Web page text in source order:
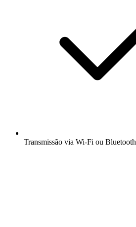
Transmissão via Wi-Fi ou Bluetooth